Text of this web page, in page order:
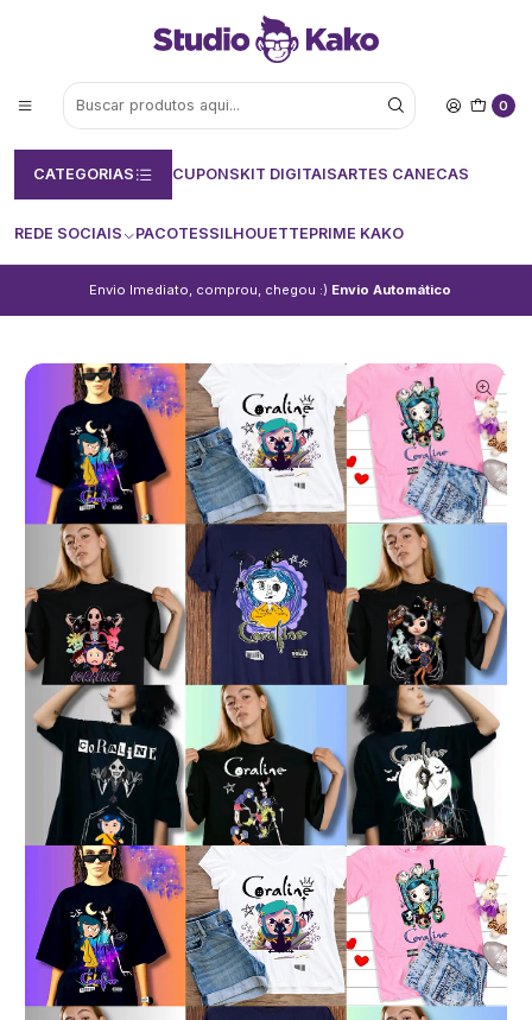
0
CATEGORIAS CUPONSKIT DIGITAISARTES CANECAS
REDE SOCIAIS PACOTESSILHOUETTEPRIME KAKO
Envio Imediato, comprou, chegou :) Envio Automático